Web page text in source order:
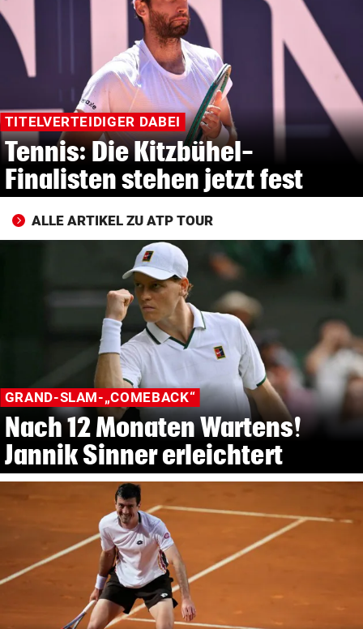
© Krone Multimedia GmbH & Co KG 2026
Muthgasse 2, 1190 Wien
TITELVERTEIDIGER DABEI
Tennis: Die Kitzbühel-
Finalisten stehen jetzt fest
ALLE ARTIKEL ZU ATP TOUR
GRAND-SLAM-„COMEBACK“
Nach 12 Monaten Wartens!
Jannik Sinner erleichtert